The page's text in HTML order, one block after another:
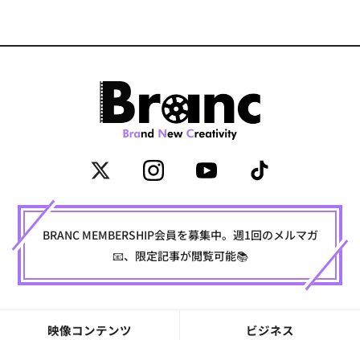
BRANC MEMBERSHIP会員を募集中。週1回のメルマガ
📧、限定記事が閲覧可能📚
映像コンテンツ ビジネス